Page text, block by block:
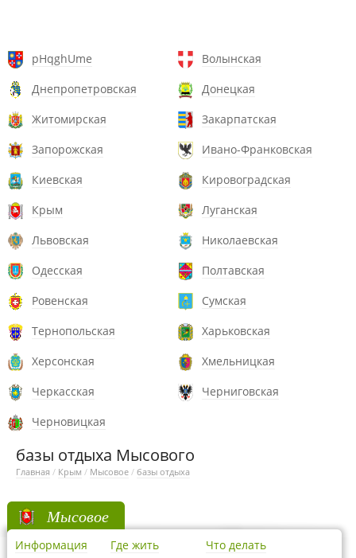
pHqghUme
Волынская
Днепропетровская
Донецкая
Житомирская
Закарпатская
Запорожская
Ивано-Франковская
Киевская
Кировоградская
Крым
Луганская
Львовская
Николаевская
Одесская
Полтавская
Ровенская
Сумская
Тернопольская
Харьковская
Херсонская
Хмельницкая
Черкасская
Черниговская
Черновицкая
базы отдыха Мысового
Главная / Крым / Мысовое / базы отдыха
Мысовое
Информация Где жить Что делать